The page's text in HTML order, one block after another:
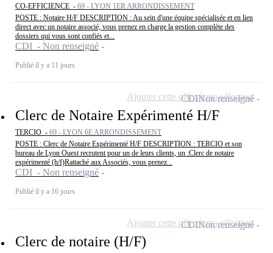
CO-EFFICIENCE - 69 - LYON 1ER ARRONDISSEMENT
POSTE : Notaire H/F DESCRIPTION : Au sein d'une équipe spécialisée et en lien
direct avec un notaire associé, vous prenez en charge la gestion complète des
dossiers qui vous sont confiés et...
CDI - Non renseigné
Publié il y a 11 jours
Clerc de Notaire Expérimenté H/F
TERCIO - 69 - LYON 6E ARRONDISSEMENT
POSTE : Clerc de Notaire Expérimenté H/F DESCRIPTION : TERCIO et son
bureau de Lyon Ouest recrutent pour un de leurs clients, un :Clerc de notaire
expérimenté (h/f)Rattaché aux Associés, vous prenez...
CDI - Non renseigné
Publié il y a 16 jours
CDINon renseigné
Ajouter cette offre à ma sélection
Clerc de notaire (H/F)
CDINon renseigné
Ajouter cette offre à ma sélection